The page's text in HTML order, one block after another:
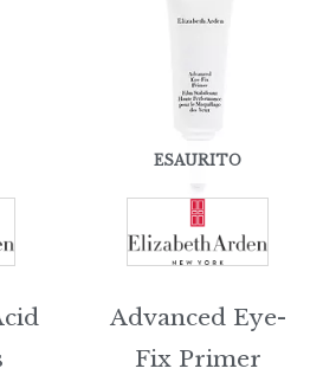
ESAURITO
Advanced Eye-
Fix Primer